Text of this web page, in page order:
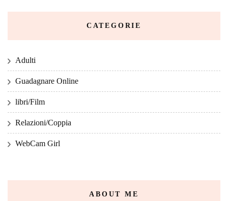
CATEGORIE
Adulti
Guadagnare Online
libri/Film
Relazioni/Coppia
WebCam Girl
ABOUT ME